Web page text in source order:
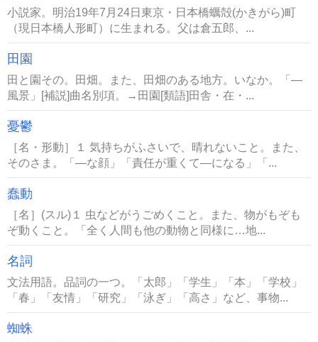
小説家。明治19年7月24日東京・日本橋蠣殻(かきがら)町
（現日本橋人形町）に生まれる。父は倉五郎、...
田園
田と園その。田畑。また、田畑のある地方。いなか。「―
風景」[補説]曲名別項。→田園[類語]田舎・在・...
憂鬱
［名・形動］１ 気持ちがふさいで、晴れないこと。また、
そのさま。「―な顔」「責任が重くて―になる」「...
蠢動
［名］(スル)１ 虫などがうごめくこと。また、物がもぞも
ぞ動くこと。「全く人間も他の動物と同様に…地...
名詞
文法用語。品詞の一つ。「太郎」「学生」「本」「学校」
「春」「友情」「研究」「泳ぎ」「高さ」など、事物...
蜘蛛